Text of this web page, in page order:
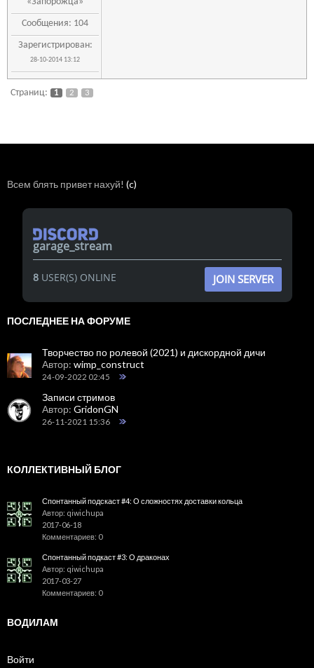
Сообщения: 104
Зарегистрирован:
28-10-2014 13:12
Страниц: 1 2 3
Всем блять привет нахуй! (c)
garage_stream
8USER(S) ONLINE JOIN SERVER
ПОСЛЕДНЕЕ НА ФОРУМЕ
Творчество по ролевой (2021) и дискордной дичи
Автор: wimp_construct
24-09-2022 02:45
Записи стримов
Автор: GridonGN
26-11-2021 15:36
КОЛЛЕКТИВНЫЙ БЛОГ
Спонтанный подскаст #4: О сложностях доставки кольца
Автор: qiwichupa
2017-06-18
Комментариев: 0
Спонтанный подкаст #3: О драконах
Автор: qiwichupa
2017-03-27
Комментариев: 0
ВОДИЛАМ
Войти